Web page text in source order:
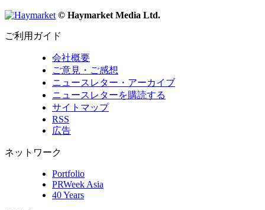
© Haymarket Media Ltd.
ご利用ガイド
会社概要
ご意見・ご感想
ニュースレター・アーカイブ
ニュースレターを購読する
サイトマップ
RSS
広告
ネットワーク
Portfolio
PRWeek Asia
40 Years